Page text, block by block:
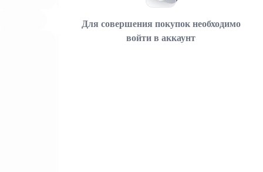
Для совершения покупок необходимо
войти в аккаунт